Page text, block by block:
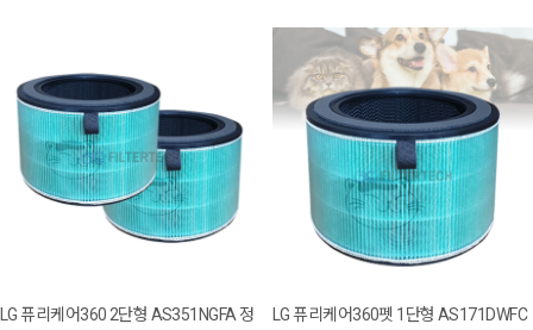
LG 퓨리케어360 2단형 AS351NGFA 정
LG 퓨리케어360펫 1단형 AS171DWFC